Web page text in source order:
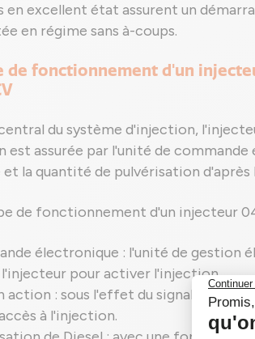
en excellent état assurent un
en régime sans à-coups.
de fonctionnement d'un
du système d'injection,
est assurée par l'unité de
et la quantité de pulvérisation
de fonctionnement d'un injecteur
électronique : l'unité de gestion
l'injecteur pour activer l'injection.
action : sous l'effet du signal, un
à l'injection.